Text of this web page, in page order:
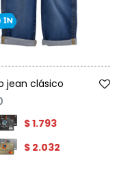
jean clásico
$1.793
$ 2.032